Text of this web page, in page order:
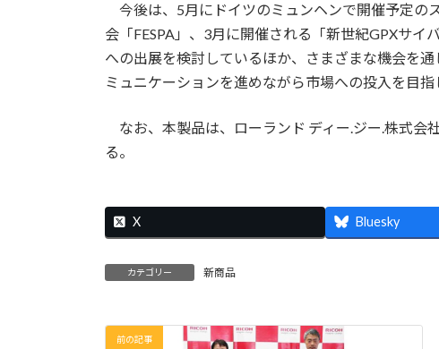
今後は、5月にドイツのミュンヘンで開催予定の
会「FESPA」、3月に開催される「新世紀GPXサイ
への出展を検討しているほか、さまざまな機会を
ミュニケーションを進めながら市場への投入を目指
なお、本製品は、ローランド ディー.ジー.株式会
る。
X Bluesky
カテゴリー 新商品
前の記事